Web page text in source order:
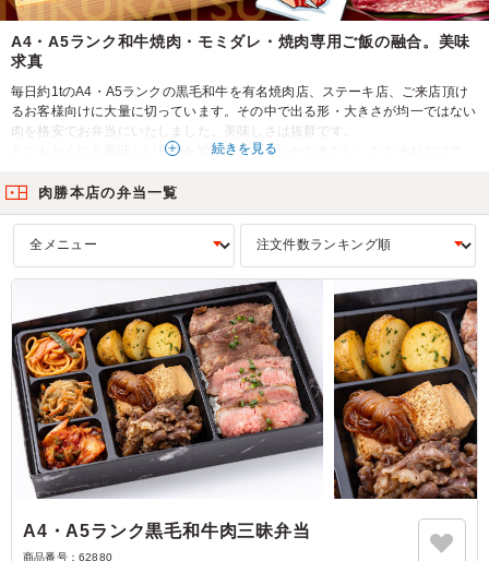
A4・A5ランク和牛焼肉・モミダレ・焼肉専用ご飯の融合。美味
求真
毎日約1tのA4・A5ランクの黒毛和牛を有名焼肉店、ステーキ店、ご来店頂け
るお客様向けに大量に切っています。その中で出る形・大きさが均一ではない
肉を格安でお弁当にいたしました。美味しさは抜群です。
とにもかくにも美味しい和牛を皆様に食べていただきたい。ただそれだけで
「A4・A5ランク和牛・モミダレ・ご飯」それだけあれば最高のお弁当にな
続きを見る
肉勝本店の弁当一覧
A4・A5ランク黒毛和牛肉三昧弁当
商品番号： 62880